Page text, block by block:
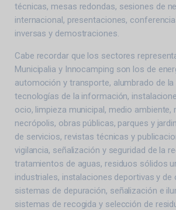
técnicas, mesas redondas, sesiones de
internacional, presentaciones,
inversas y demostraciones.
Cabe recordar que los sectores
Municipalia y Innocamping son los de
automoción y transporte, alumbrado de la
tecnologías de la información,
ocio, limpieza municipal, medio ambiente,
necrópolis, obras públicas, parques y
de servicios, revistas técnicas y
vigilancia, señalización y seguridad de la
tratamientos de aguas, residuos sólidos
industriales, instalaciones deportivas y de
sistemas de depuración, señalización e
sistemas de recogida y selección de